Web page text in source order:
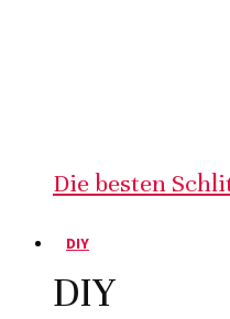
Die besten
DIY
DIY